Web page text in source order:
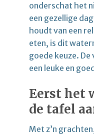
onderschat het
een gezellige
houdt van een
eten, is dit
goede keuze. De
een leuke en
Eerst het
de tafel
Met z’n